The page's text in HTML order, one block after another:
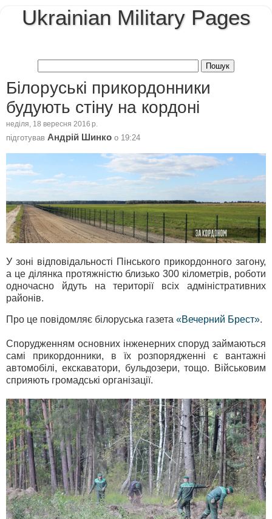
Ukrainian Military Pages
Білоруські прикордонники
будують стіну на кордоні
неділя, 18 вересня 2016 р.
підготував Андрій Шинко о 19:24
У зоні відповідальності Пінського прикордонного загону,
а це ділянка протяжністю близько 300 кілометрів, роботи
одночасно йдуть на території всіх адміністративних
районів.
Про це повідомляє білоруська газета «Вечерний Брест».
Спорудженням основних інженерних споруд займаються
самі прикордонники, в їх розпорядженні є вантажні
автомобілі, екскаватори, бульдозери, тощо. Військовим
сприяють громадські організації.